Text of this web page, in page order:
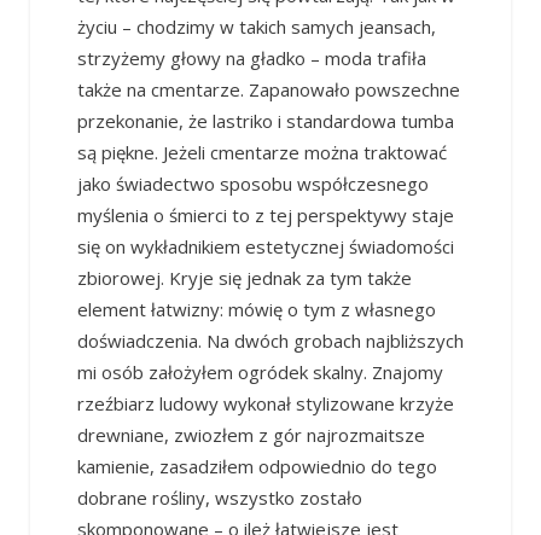
życiu – chodzimy w takich samych jeansach,
strzyżemy głowy na gładko – moda trafiła
także na cmentarze. Zapanowało powszechne
przekonanie, że lastriko i standardowa tumba
są piękne. Jeżeli cmentarze można traktować
jako świadectwo sposobu współczesnego
myślenia o śmierci to z tej perspektywy staje
się on wykładnikiem estetycznej świadomości
zbiorowej. Kryje się jednak za tym także
element łatwizny: mówię o tym z własnego
doświadczenia. Na dwóch grobach najbliższych
mi osób założyłem ogródek skalny. Znajomy
rzeźbiarz ludowy wykonał stylizowane krzyże
drewniane, zwiozłem z gór najrozmaitsze
kamienie, zasadziłem odpowiednio do tego
dobrane rośliny, wszystko zostało
skomponowane – o ileż łatwiejsze jest